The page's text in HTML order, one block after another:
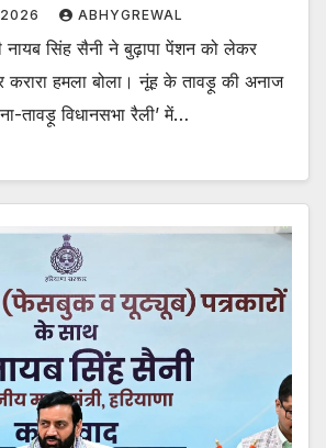
ABHYGREWAL
नायब सिंह सैनी ने बुढ़ापा पेंशन को लेकर
हमला बोला। नूंह के तावड़ू की अनाज
तावड़ू विधानसभा रैली’ में…